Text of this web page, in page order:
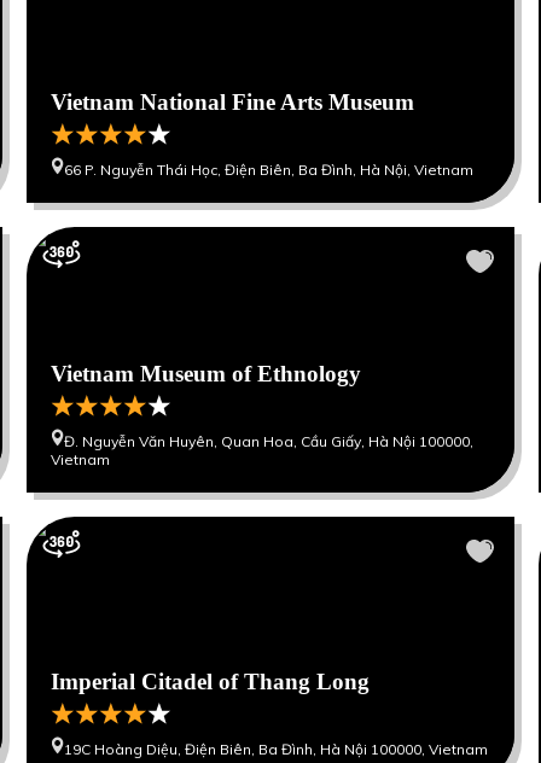
Vietnam National Fine Arts Museum
66 P. Nguyễn Thái Học, Điện Biên, Ba Đình, Hà Nội, Vietnam
Vietnam Museum of Ethnology
Đ. Nguyễn Văn Huyên, Quan Hoa, Cầu Giấy, Hà Nội 100000,
Vietnam
Imperial Citadel of Thang Long
19C Hoàng Diệu, Điện Biên, Ba Đình, Hà Nội 100000, Vietnam